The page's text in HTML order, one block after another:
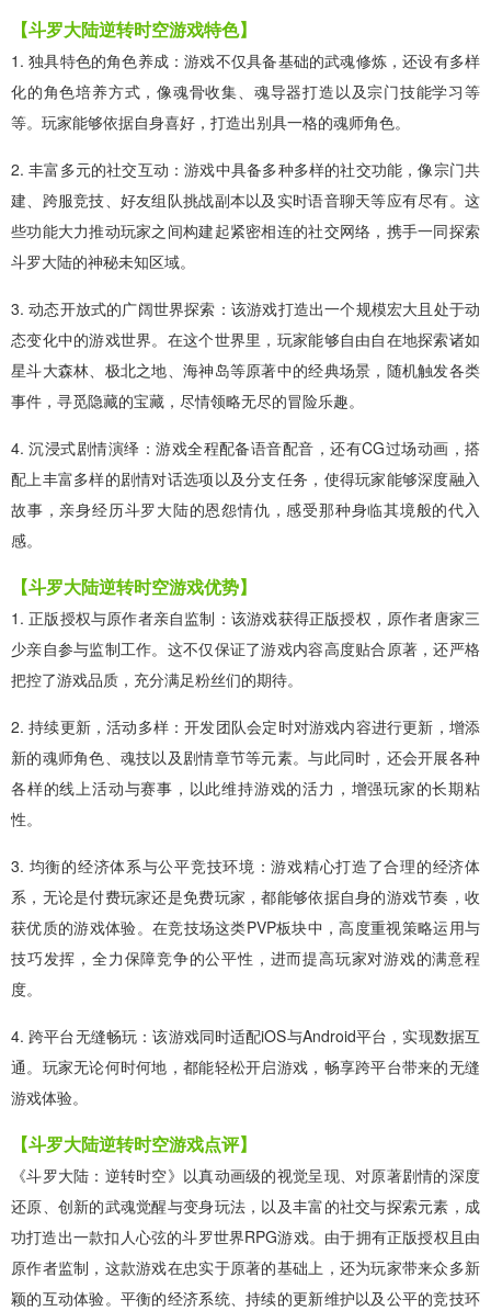
【斗罗大陆逆转时空游戏特色】
1. 独具特色的角色养成：游戏不仅具备基础的武魂修炼，还设有多样
化的角色培养方式，像魂骨收集、魂导器打造以及宗门技能学习等
等。玩家能够依据自身喜好，打造出别具一格的魂师角色。
2. 丰富多元的社交互动：游戏中具备多种多样的社交功能，像宗门共
建、跨服竞技、好友组队挑战副本以及实时语音聊天等应有尽有。这
些功能大力推动玩家之间构建起紧密相连的社交网络，携手一同探索
斗罗大陆的神秘未知区域。
3. 动态开放式的广阔世界探索：该游戏打造出一个规模宏大且处于动
态变化中的游戏世界。在这个世界里，玩家能够自由自在地探索诸如
星斗大森林、极北之地、海神岛等原著中的经典场景，随机触发各类
事件，寻觅隐藏的宝藏，尽情领略无尽的冒险乐趣。
4. 沉浸式剧情演绎：游戏全程配备语音配音，还有CG过场动画，搭
配上丰富多样的剧情对话选项以及分支任务，使得玩家能够深度融入
故事，亲身经历斗罗大陆的恩怨情仇，感受那种身临其境般的代入
感。
【斗罗大陆逆转时空游戏优势】
1. 正版授权与原作者亲自监制：该游戏获得正版授权，原作者唐家三
少亲自参与监制工作。这不仅保证了游戏内容高度贴合原著，还严格
把控了游戏品质，充分满足粉丝们的期待。
2. 持续更新，活动多样：开发团队会定时对游戏内容进行更新，增添
新的魂师角色、魂技以及剧情章节等元素。与此同时，还会开展各种
各样的线上活动与赛事，以此维持游戏的活力，增强玩家的长期粘
性。
3. 均衡的经济体系与公平竞技环境：游戏精心打造了合理的经济体
系，无论是付费玩家还是免费玩家，都能够依据自身的游戏节奏，收
获优质的游戏体验。在竞技场这类PVP板块中，高度重视策略运用与
技巧发挥，全力保障竞争的公平性，进而提高玩家对游戏的满意程
度。
4. 跨平台无缝畅玩：该游戏同时适配iOS与Android平台，实现数据互
通。玩家无论何时何地，都能轻松开启游戏，畅享跨平台带来的无缝
游戏体验。
【斗罗大陆逆转时空游戏点评】
《斗罗大陆：逆转时空》以真动画级的视觉呈现、对原著剧情的深度
还原、创新的武魂觉醒与变身玩法，以及丰富的社交与探索元素，成
功打造出一款扣人心弦的斗罗世界RPG游戏。由于拥有正版授权且由
原作者监制，这款游戏在忠实于原著的基础上，还为玩家带来众多新
颖的互动体验。平衡的经济系统、持续的更新维护以及公平的竞技环